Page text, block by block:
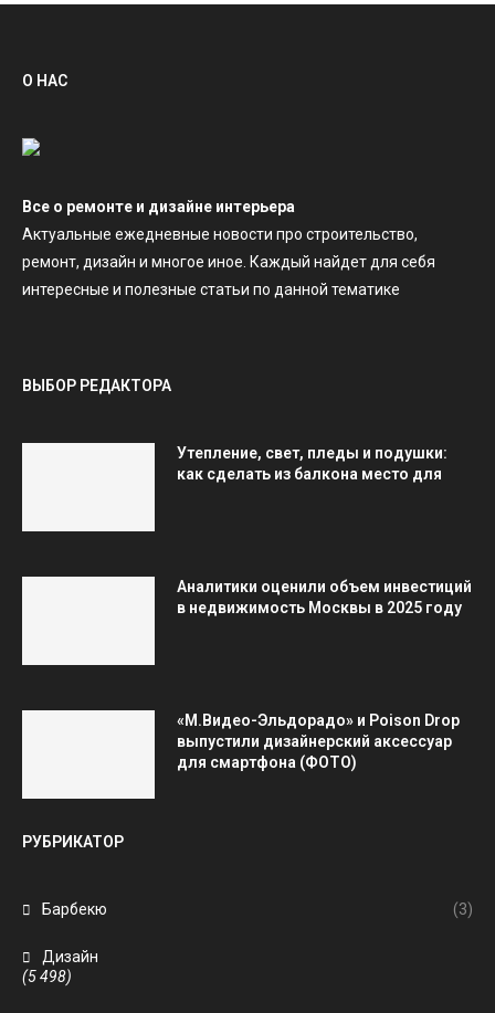
О НАС
Все о ремонте и дизайне интерьера
Актуальные ежедневные новости про строительство,
ремонт, дизайн и многое иное. Каждый найдет для себя
интересные и полезные статьи по данной тематике
ВЫБОР РЕДАКТОРА
Утепление, свет, пледы и подушки:
как сделать из балкона место для
Аналитики оценили объем инвестиций
в недвижимость Москвы в 2025 году
«М.Видео-Эльдорадо» и Poison Drop
выпустили дизайнерский аксессуар
для смартфона (ФОТО)
РУБРИКАТОР
Барбекю (3)
Дизайн
(5 498)